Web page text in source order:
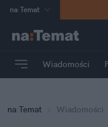
na:Temat
Poland
mama
Rozrywka
Wiadomości
na:Temat Wiadomości